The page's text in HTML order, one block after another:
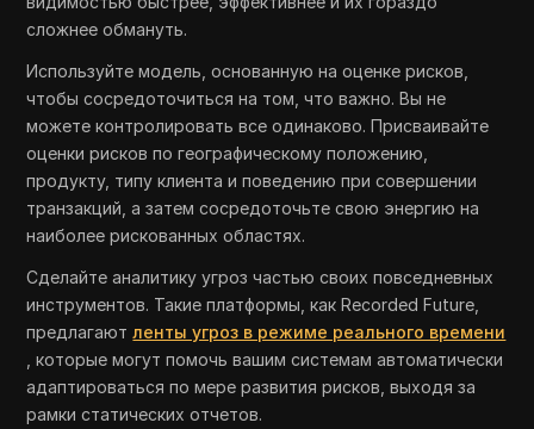
сложнее обмануть.
Используйте модель, основанную на оценке рисков,
чтобы сосредоточиться на том, что важно. Вы не
можете контролировать все одинаково. Присваивайте
оценки рисков по географическому положению,
продукту, типу клиента и поведению при совершении
транзакций, а затем сосредоточьте свою энергию на
наиболее рискованных областях.
Сделайте аналитику угроз частью своих повседневных
инструментов. Такие платформы, как Recorded Future,
предлагаютленты угроз в режиме реального времени
, которые могут помочь вашим системам автоматически
адаптироваться по мере развития рисков, выходя за
рамки статических отчетов.